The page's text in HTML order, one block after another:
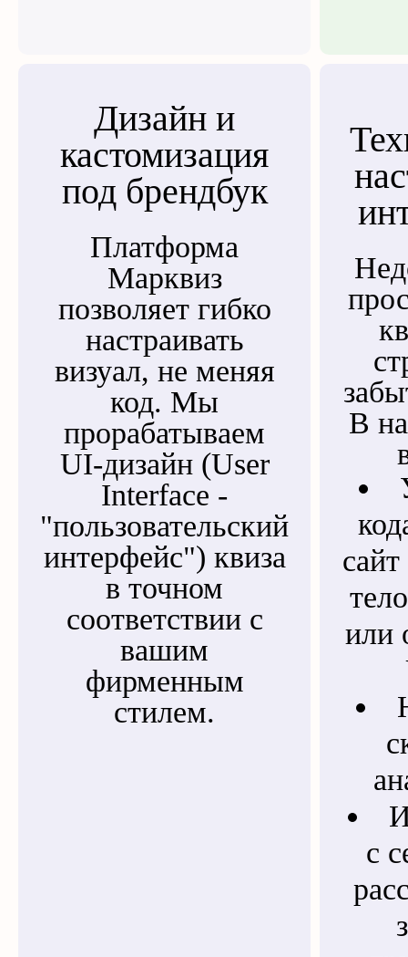
Дизайн и
кастомизация
под брендбук
Платформа
Марквиз
позволяет гибко
настраивать
визуал, не меняя
код. Мы
прорабатываем
UI-дизайн (User
Interface -
"пользовательский
интерфейс") квиза
в точном
соответствии с
вашим
фирменным
стилем.
В
или
с